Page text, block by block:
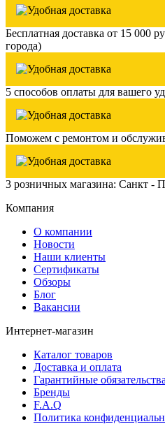
Бесплатная доставка от 15 000
города)
5 способов оплаты для вашего
Поможем с ремонтом и
3 розничных магазина: Санкт -
Компания
О компании
Новости
Наши клиенты
Сертификаты
Обзоры
Блог
Вакансии
Интернет-магазин
Каталог товаров
Доставка и оплата
Гарантийные обязательства
Бренды
F.A.Q
Политика